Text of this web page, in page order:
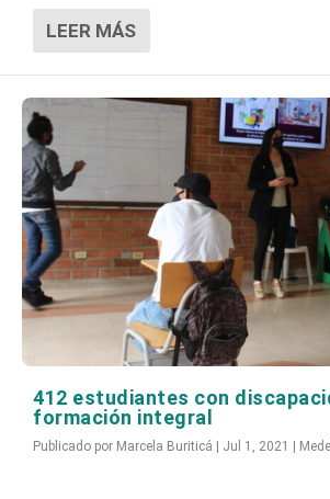
LEER MÁS
412 estudiantes con
formación integral
Publicado por Marcela Buriticá | Jul 1, 2021 |